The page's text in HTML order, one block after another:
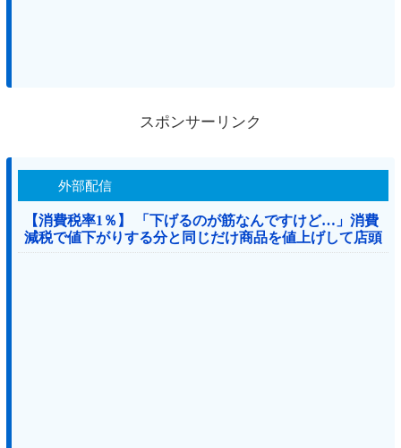
スポンサーリンク
外部配信
【消費税率1％】 「下げるのが筋なんですけど…」消費
減税で値下がりする分と同じだけ商品を値上げして店頭
価格を変えない店も